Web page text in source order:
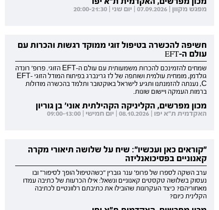
מפגש מקוון | 07.09.2026 | יום שני | 20:00-21:30
חשיפה להכשרה בטיפול זוגי ממוקד רגשות והכרות עם
עולם ה-EFT
שמחים להזמינכם להכרות משמעותית עם עולם ה-EFT הזוגי. פרופ' רונדה
גולדמן, מומחית עולמית ושותפה של לז גרינברג בפיתוח המודל הזוגי EFT-
C, נענתה להזמנתנו ותגיע לישראל באוקטובר ותלמד בהכשרה מודולות
ברמות העמקה ויישום שונות.
מכון מפרשים, הקליניקה הקהילתית אוני' בן גוריון
האקדמית ת"א יפו | 08.10.2026 | יום חמישי | 09:00-13:00
"קוראים כאן ועכשיו": שיח על שלושה תיאורי מקרה
קאנוניים בפסיכואנליזה
ערב השקה לספרו של פרופ' ענר גוברין "כשהטיפול הופך לסיפור" ובו
נעסוק בשלושה טקסטים קאנוניים ונשאל: אילו הכרעות של כתיבה עמדו
מאחוריהם? כיצד העקרונות שהובילו את כתיבתם רלוונטיים לכתיבה
הקלינית כיום?